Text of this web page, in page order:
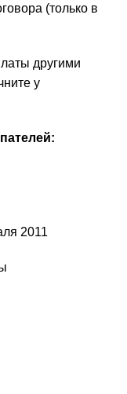
(только в
другими
у
2011